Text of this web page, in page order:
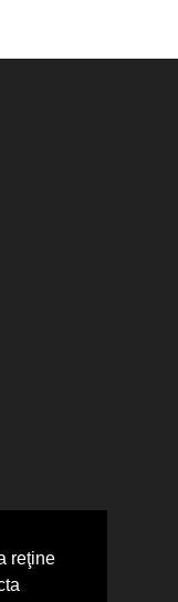
reţine